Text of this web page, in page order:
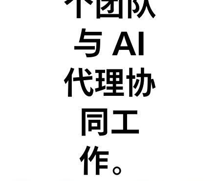
与 AI
代理协
同工
作。